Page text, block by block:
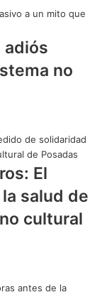
adiós
no
El
salud de
cultural